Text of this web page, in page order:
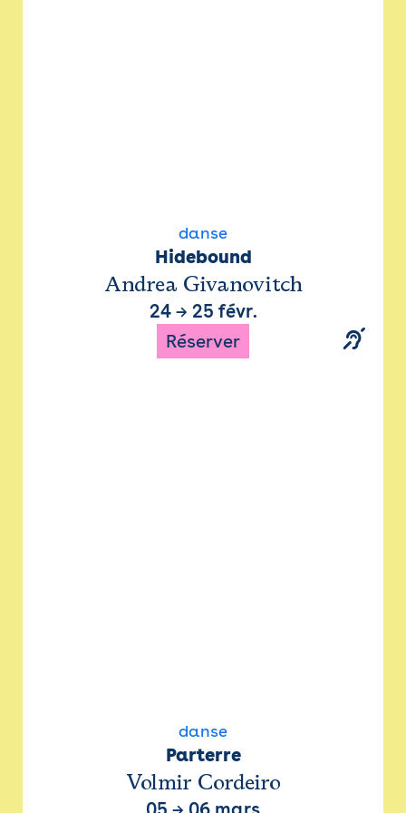
danse
Hidebound
Andrea Givanovitch
24→ 25 févr.
Réserver
danse
Parterre
Volmir Cordeiro